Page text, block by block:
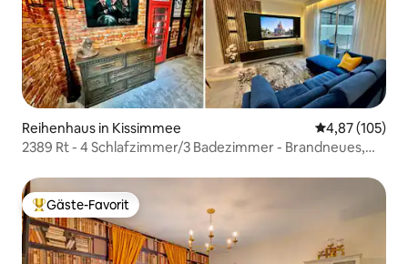
Reihenhaus in Kissimmee
4,87 (105)
2389 Rt - 4 Schlafzimmer/3 Badezimmer - Brandneues,
Beliebter Gäste-Favorit.
Gäste-Favorit